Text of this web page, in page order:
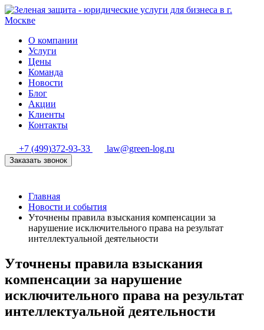
О компании
Услуги
Цены
Команда
Новости
Блог
Акции
Клиенты
Контакты
+7 (499)372-93-33 law@green-log.ru
Заказать звонок
Главная
Новости и события
Уточнены правила взыскания компенсации за
нарушение исключительного права на результат
интеллектуальной деятельности
Уточнены правила взыскания
компенсации за нарушение
исключительного права на результат
интеллектуальной деятельности